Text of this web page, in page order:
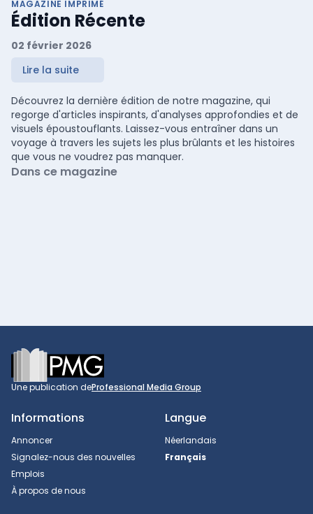
MAGAZINE IMPRIMÉ
Édition Récente
02 février 2026
Lire la suite
Découvrez la dernière édition de notre magazine, qui
regorge d'articles inspirants, d'analyses approfondies et de
visuels époustouflants. Laissez-vous entraîner dans un
voyage à travers les sujets les plus brûlants et les histoires
que vous ne voudrez pas manquer.
Dans ce magazine
Footer
Une publication deProfessional Media Group
Informations
Annoncer
Signalez-nous des nouvelles
Emplois
À propos de nous
Langue
Néerlandais
Français